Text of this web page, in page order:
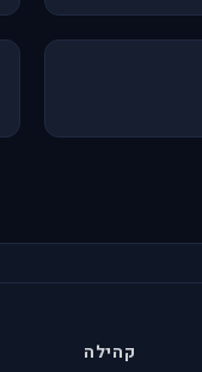
קהילה